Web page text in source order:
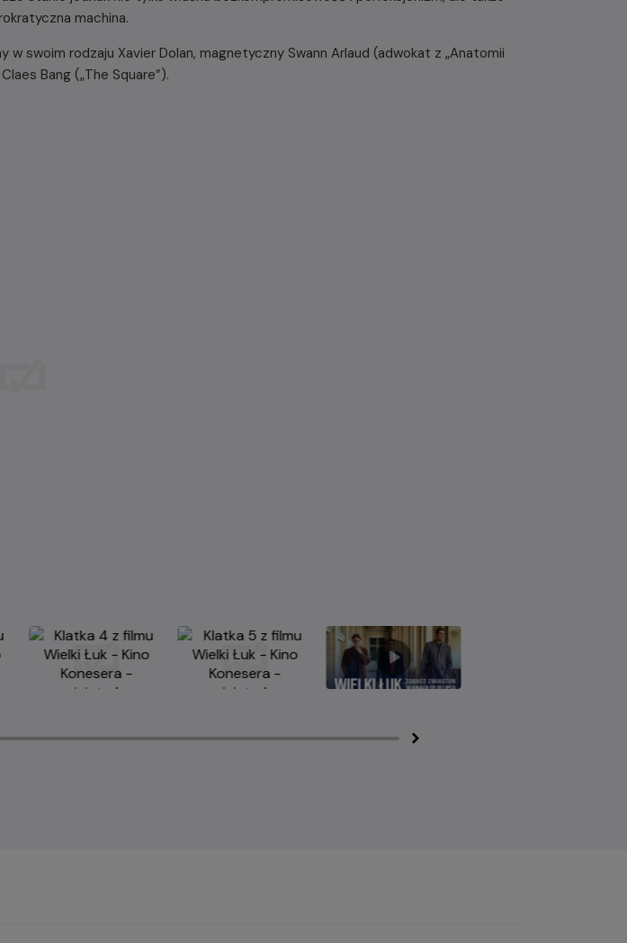
machina.
w swoim rodzaju Xavier Dolan, magnetyczny Swann Arlaud (adwokat z „Anatomii
Bang („The Square”).